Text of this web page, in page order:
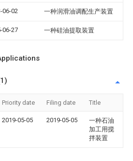
06-02 一种润滑油调配生产装置
06-27 一种硅油提取装置
Priority date Filing date Title
2019-05-05 2019-05-05
一种石油
加工用搅
拌装置